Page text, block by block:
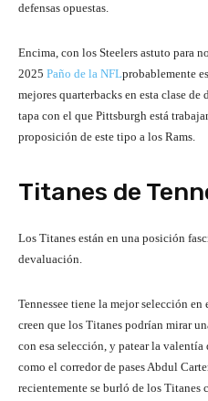
defensas opuestas.
Encima, con los Steelers astuto para
2025 Paño de la NFLprobablemente
mejores quarterbacks en esta clase
tapa con el que Pittsburgh está
proposición de este tipo a los Rams.
Titanes de
Los Titanes están en una posición
devaluación.
Tennessee tiene la mejor selección
creen que los Titanes podrían mirar
con esa selección, y patear la
como el corredor de pases Abdul
recientemente se burló de los Titanes